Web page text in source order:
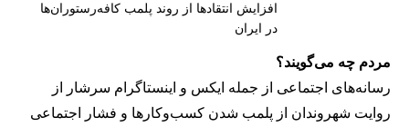
افزایش انتقادها از روند پلمب کافه‌رستوران‌ها
در ایران
مردم چه می‌گویند؟
رسانه‎‌های اجتماعی از جمله ایکس و اینستاگرام سرشار از
روایت شهروندان از پلمب شدن کسب‌وکارها و فشار اجتماعی